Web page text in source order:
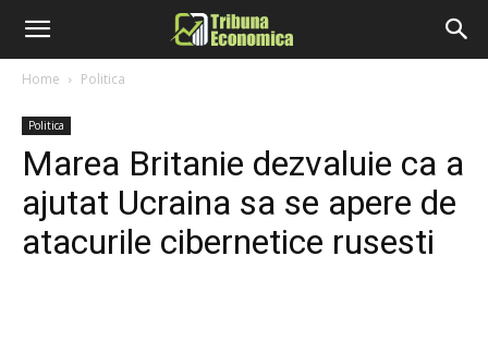
Home Politica
Politica
Marea Britanie dezvaluie ca a
ajutat Ucraina sa se apere de
atacurile cibernetice rusesti